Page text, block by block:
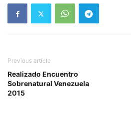
Previous article
Realizado Encuentro
Sobrenatural Venezuela
2015